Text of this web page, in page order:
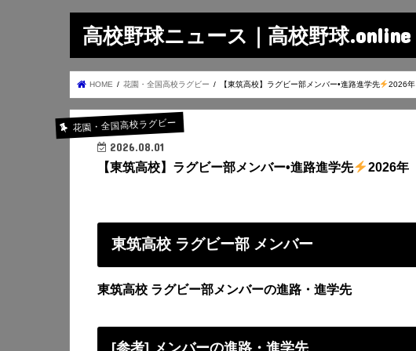
高校野球ニュース｜高校野球.online
HOME 花園・全国高校ラグビー 【東筑高校】ラグビー部メンバー•進路進学先 2026年
花園・全国高校ラグビー
2026.08.01
【東筑高校】ラグビー部メンバー•進路進学先 2026年
東筑高校 ラグビー部 メンバー
東筑高校 ラグビー部メンバーの進路・進学先